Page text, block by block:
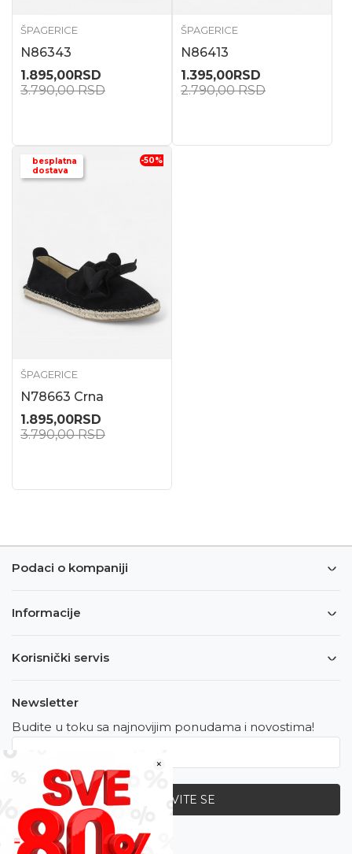
×
ŠPAGERICE
N86343
1.895,00RSD
3.790,00RSD
ŠPAGERICE
N86413
1.395,00RSD
2.790,00RSD
besplatna
dostava
-50%
ŠPAGERICE
N78663 Crna
1.895,00RSD
3.790,00RSD
Podaci o kompaniji
Informacije
Korisnički servis
Newsletter
Budite u toku sa najnovijim ponudama i novostima!
PRIJAVITE SE
Zapratite nas